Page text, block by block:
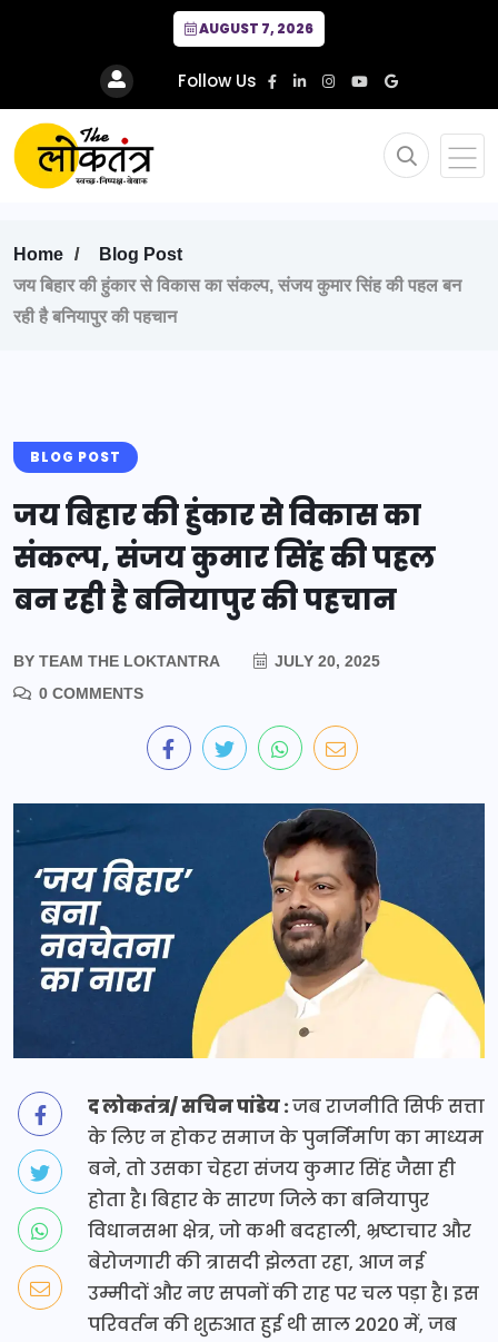
AUGUST 7, 2026
Follow Us
Home
Blog Post
जय बिहार की हुंकार से विकास का संकल्प, संजय कुमार सिंह की पहल बन
रही है बनियापुर की पहचान
BLOG POST
जय बिहार की हुंकार से विकास का
संकल्प, संजय कुमार सिंह की पहल
बन रही है बनियापुर की पहचान
BY TEAM THE LOKTANTRA
JULY 20, 2025
0 COMMENTS
द लोकतंत्र/ सचिन पांडेय :जब राजनीति सिर्फ सत्ता
के लिए न होकर समाज के पुनर्निर्माण का माध्यम
बने, तो उसका चेहरा संजय कुमार सिंह जैसा ही
होता है। बिहार के सारण जिले का बनियापुर
विधानसभा क्षेत्र, जो कभी बदहाली, भ्रष्टाचार और
बेरोजगारी की त्रासदी झेलता रहा, आज नई
उम्मीदों और नए सपनों की राह पर चल पड़ा है। इस
परिवर्तन की शुरुआत हुई थी साल 2020 में, जब